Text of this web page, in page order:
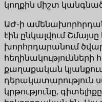
կողքին միշտ
ԱԺ-ի
էին ընկալվում
խորհրդարանում
հեղինակությունների
քաղաքական
դերակատարություն
կրթությունը,